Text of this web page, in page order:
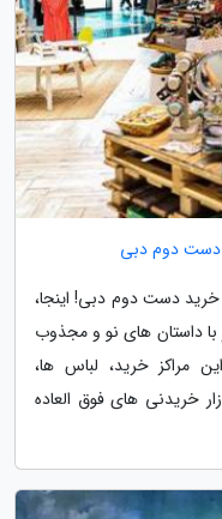
دست دوم دبی
دست دوم دبی! اینجا،
داستان های نو و مجذوب
مراکز خرید، لباس ها،
خریدنی های فوق العاده